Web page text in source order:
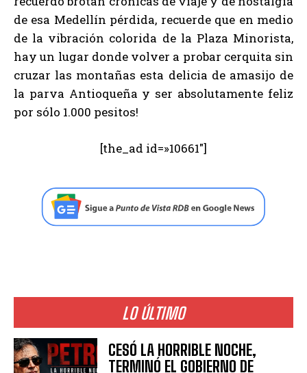
de esa Medellín pérdida, recuerde que en medio
de la vibración colorida de la Plaza Minorista,
hay un lugar donde volver a probar cerquita sin
cruzar las montañas esta delicia de amasijo de
la parva Antioqueña y ser absolutamente feliz
por sólo 1.000 pesitos!
[the_ad id=»10661″]
LO ÚLTIMO
CESÓ LA HORRIBLE NOCHE,
TERMINÓ EL GOBIERNO DE